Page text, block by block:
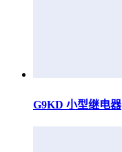
G9KD 小型继电器